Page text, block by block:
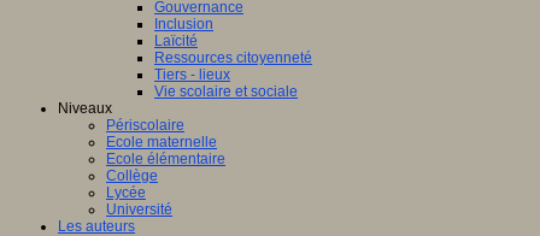
Gouvernance
Inclusion
Laïcité
Ressources citoyenneté
Tiers - lieux
Vie scolaire et sociale
Niveaux
Périscolaire
Ecole maternelle
Ecole élémentaire
Collège
Lycée
Université
Les auteurs